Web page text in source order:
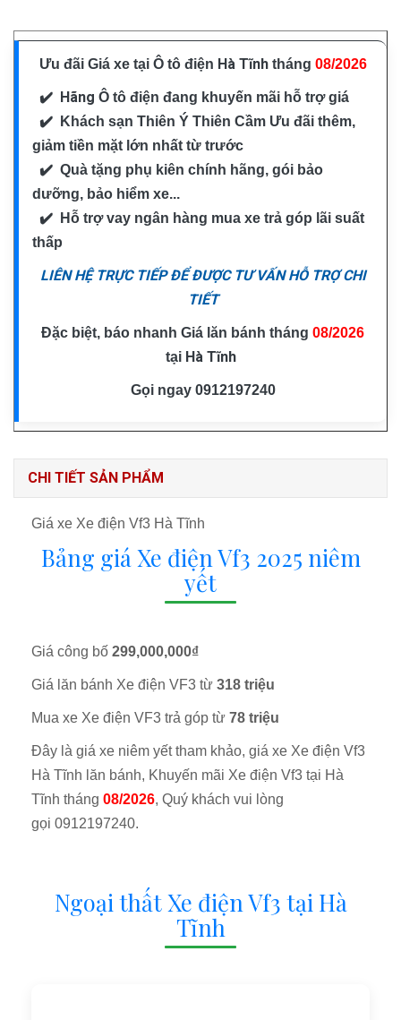
Ưu đãi Giá xe tại Ô tô điện Hà Tĩnh tháng 08/2026
✔️ Hãng Ô tô điện đang khuyến mãi hỗ trợ giá
✔️ Khách sạn Thiên Ý Thiên Cầm Ưu đãi thêm,
giảm tiền mặt lớn nhất từ trước
✔️ Quà tặng phụ kiên chính hãng, gói bảo
dưỡng, bảo hiểm xe...
✔️ Hỗ trợ vay ngân hàng mua xe trả góp lãi suất
thấp
LIÊN HỆ TRỰC TIẾP ĐỂ ĐƯỢC TƯ VẤN HỖ TRỢ CHI
TIẾT
Đặc biệt, báo nhanh Giá lăn bánh tháng 08/2026
tại Hà Tĩnh
Gọi ngay 0912197240
CHI TIẾT SẢN PHẨM
Giá xe Xe điện Vf3 Hà Tĩnh
Bảng giá Xe điện Vf3 2025 niêm
yết
Giá công bố 299,000,000₫
Giá lăn bánh Xe điện VF3 từ 318 triệu
Mua xe Xe điện VF3 trả góp từ 78 triệu
Đây là giá xe niêm yết tham khảo, giá xe Xe điện Vf3
Hà Tĩnh lăn bánh, Khuyến mãi Xe điện Vf3 tại Hà
Tĩnh tháng 08/2026, Quý khách vui lòng
gọi 0912197240.
Ngoại thất Xe điện Vf3 tại Hà
Tĩnh